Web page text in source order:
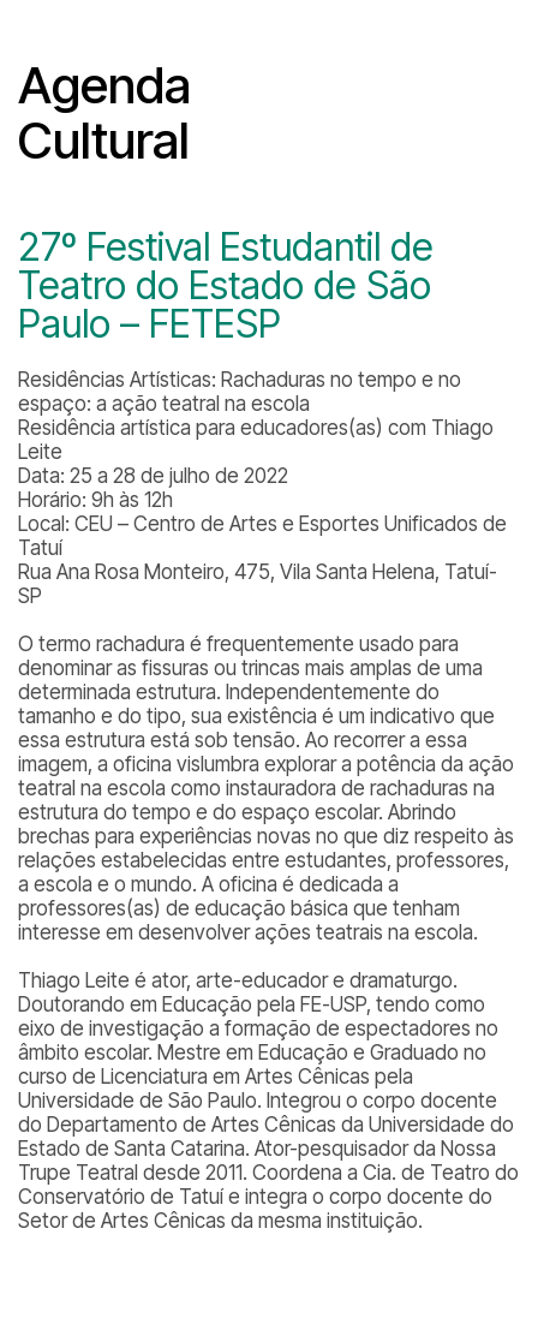
Agenda
Cultural
27º Festival Estudantil de
Teatro do Estado de São
Paulo – FETESP
Residências Artísticas: Rachaduras no tempo e no
espaço: a ação teatral na escola
Residência artística para educadores(as) com Thiago
Leite
Data: 25 a 28 de julho de 2022
Horário: 9h às 12h
Local: CEU – Centro de Artes e Esportes Unificados de
Tatuí
Rua Ana Rosa Monteiro, 475, Vila Santa Helena, Tatuí-
SP
O termo rachadura é frequentemente usado para
denominar as fissuras ou trincas mais amplas de uma
determinada estrutura. Independentemente do
tamanho e do tipo, sua existência é um indicativo que
essa estrutura está sob tensão. Ao recorrer a essa
imagem, a oficina vislumbra explorar a potência da ação
teatral na escola como instauradora de rachaduras na
estrutura do tempo e do espaço escolar. Abrindo
brechas para experiências novas no que diz respeito às
relações estabelecidas entre estudantes, professores,
a escola e o mundo. A oficina é dedicada a
professores(as) de educação básica que tenham
interesse em desenvolver ações teatrais na escola.
Thiago Leite é ator, arte-educador e dramaturgo.
Doutorando em Educação pela FE-USP, tendo como
eixo de investigação a formação de espectadores no
âmbito escolar. Mestre em Educação e Graduado no
curso de Licenciatura em Artes Cênicas pela
Universidade de São Paulo. Integrou o corpo docente
do Departamento de Artes Cênicas da Universidade do
Estado de Santa Catarina. Ator-pesquisador da Nossa
Trupe Teatral desde 2011. Coordena a Cia. de Teatro do
Conservatório de Tatuí e integra o corpo docente do
Setor de Artes Cênicas da mesma instituição.